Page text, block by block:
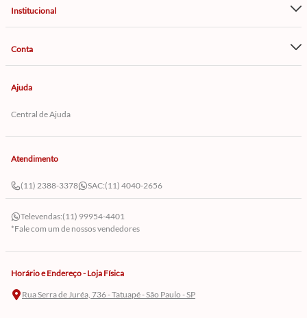
Institucional
Conta
Ajuda
Central de Ajuda
Atendimento
(11) 2388-3378 SAC:(11) 4040-2656
Televendas:(11) 99954-4401
*Fale com um de nossos vendedores
Horário e Endereço - Loja Física
Rua Serra de Juréa, 736 - Tatuapé - São Paulo - SP